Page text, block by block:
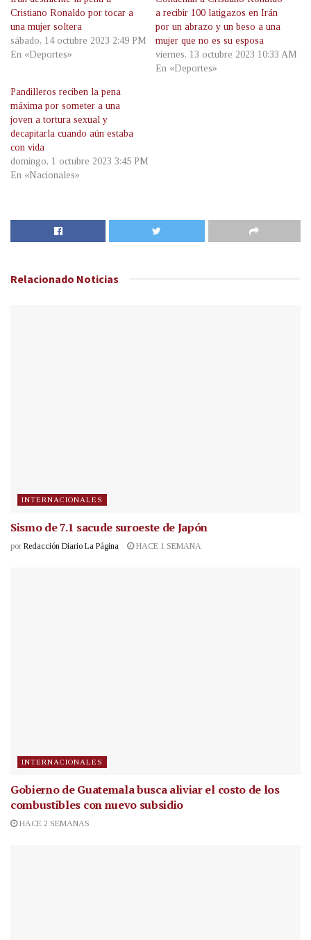
Cristiano Ronaldo por tocar a
una mujer soltera
sábado, 14 octubre 2023 2:49 PM
En «Deportes»
a recibir 100 latigazos en Irán
por un abrazo y un beso a una
mujer que no es su esposa
viernes, 13 octubre 2023 10:33 AM
En «Deportes»
Pandilleros reciben la pena
máxima por someter a una
joven a tortura sexual y
decapitarla cuando aún estaba
con vida
domingo, 1 octubre 2023 3:45 PM
En «Nacionales»
Relacionado Noticias
INTERNACIONALES
Sismo de 7.1 sacude suroeste de Japón
por Redacción Diario La Página HACE 1 SEMANA
INTERNACIONALES
Gobierno de Guatemala busca aliviar el costo de los
combustibles con nuevo subsidio
HACE 2 SEMANAS